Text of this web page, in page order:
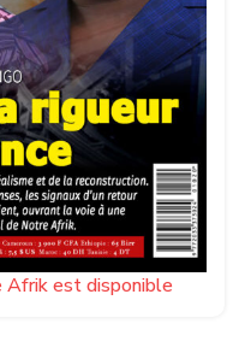
Afrik est disponible